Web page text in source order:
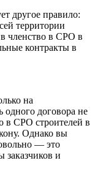
другое правило:
территории
членство в СРО в
контракты в
на
одного договора не
в СРО строителей в
Однако вы
— это
заказчиков и